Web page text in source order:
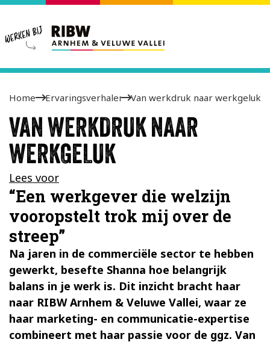
Home Ervaringsverhalen Van werkdruk naar werkgeluk
VAN WERKDRUK NAAR
WERKGELUK
Lees voor
“Een werkgever die welzijn
vooropstelt trok mij over de
streep”
Na jaren in de commerciële sector te hebben
gewerkt, besefte Shanna hoe belangrijk
balans in je werk is. Dit inzicht bracht haar
naar RIBW Arnhem & Veluwe Vallei, waar ze
haar marketing- en communicatie-expertise
combineert met haar passie voor de ggz. Van